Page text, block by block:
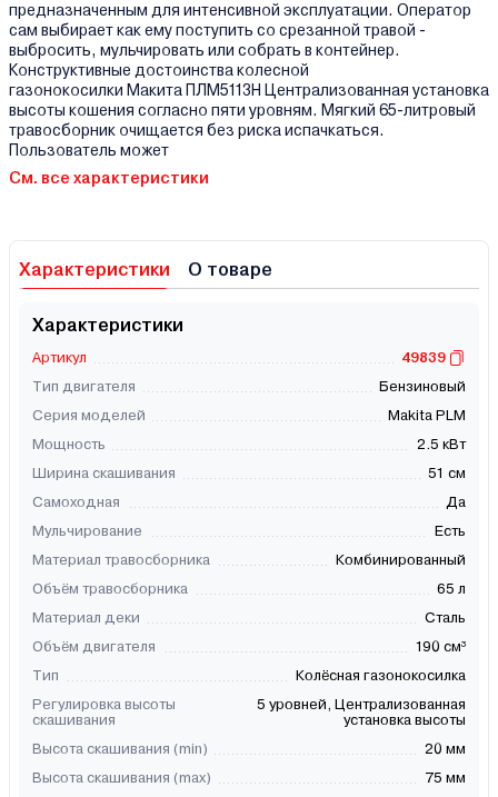
предназначенным для интенсивной эксплуатации. Оператор
сам выбирает как ему поступить со срезанной травой -
выбросить, мульчировать или собрать в контейнер.
Конструктивные достоинства колесной
газонокосилки Макита ПЛM5113Н Централизованная установка
высоты кошения согласно пяти уровням. Мягкий 65-литровый
травосборник очищается без риска испачкаться.
Пользователь может
См. все характеристики
Характеристики О товаре
Характеристики
Артикул
49839
Тип двигателя
Бензиновый
Серия моделей
Makita PLM
Мощность
2.5 кВт
Ширина скашивания
51 см
Самоходная
Да
Мульчирование
Есть
Материал травосборника
Комбинированный
Объём травосборника
65 л
Материал деки
Сталь
Объём двигателя
190 см³
Тип
Колёсная газонокосилка
Регулировка высоты
скашивания
5 уровней, Централизованная
установка выcоты
Высота скашивания (min)
20 мм
Высота скашивания (max)
75 мм